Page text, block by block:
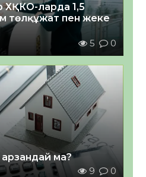
ХҚКО-ларда 1,5
төлқұжат пен жеке
5 0
арзандай ма?
9 0